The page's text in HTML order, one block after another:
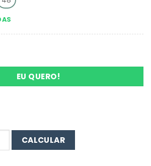
Dupla quantidade
EU QUERO!
CALCULAR